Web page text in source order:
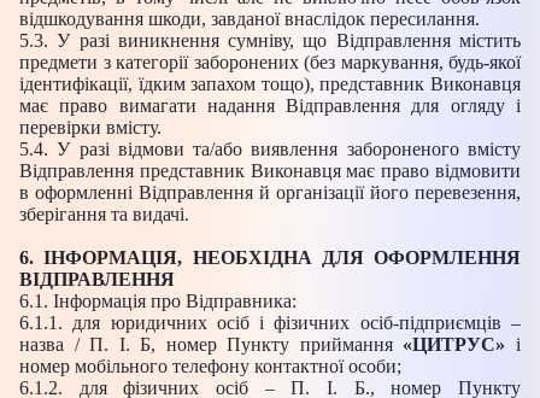
відшкодування шкоди, завданої внаслідок пересилання.
5.3. У разі виникнення сумніву, що Відправлення містить
предмети з категорії заборонених (без маркування, будь-якої
ідентифікації, їдким запахом тощо), представник Виконавця
має право вимагати надання Відправлення для огляду і
перевірки вмісту.
5.4. У разі відмови та/або виявлення забороненого вмісту
Відправлення представник Виконавця має право відмовити
в оформленні Відправлення й організації його перевезення,
зберігання та видачі.
6. ІНФОРМАЦІЯ, НЕОБХІДНА ДЛЯ ОФОРМЛЕННЯ
ВІДПРАВЛЕННЯ
6.1. Інформація про Відправника:
6.1.1. для юридичних осіб і фізичних осіб-підприємців –
назва / П. І. Б, номер Пункту приймання «ЦИТРУС» і
номер мобільного телефону контактної особи;
6.1.2. для фізичних осіб – П. І. Б., номер Пункту